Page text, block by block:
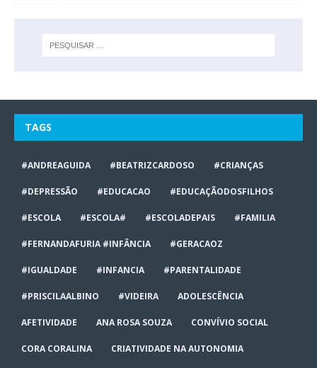
TAGS
#ANDREAGUIDA #BEATRIZCARDOSO #CRIANÇAS
#DEPRESSÃO #EDUCACAO #EDUCAÇÃODOSFILHOS
#ESCOLA #ESCOLA# #ESCOLADEPAIS #FAMILIA
#FERNANDAFURIA #INFÂNCIA #GERACAOZ
#IGUALDADE #INFANCIA #PARENTALIDADE
#PRISCILAALBINO #VIDEIRA ADOLESCÊNCIA
AFETIVIDADE ANA ROSA SOUZA CONVÍVIO SOCIAL
CORA CORALINA CRIATIVIDADE NA AUTONOMIA